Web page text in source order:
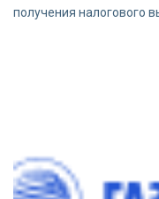
получения налогового